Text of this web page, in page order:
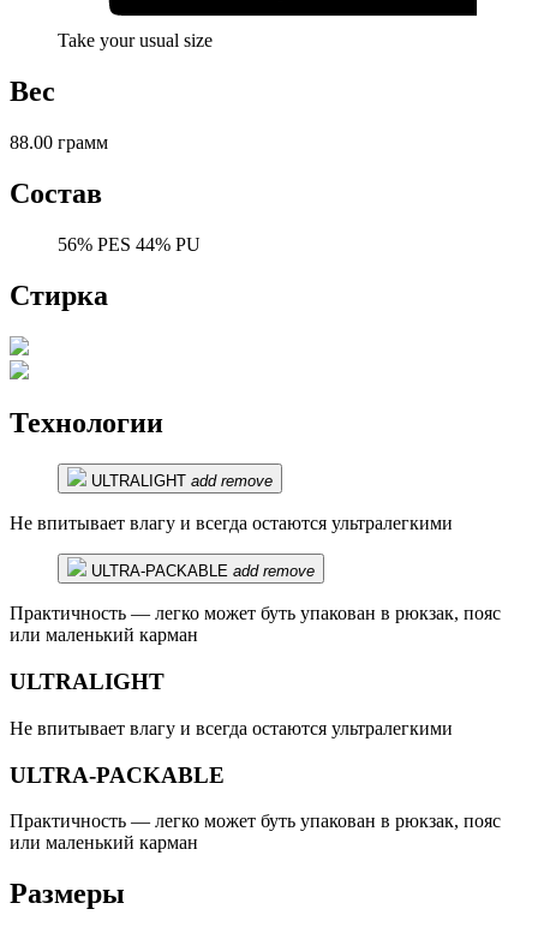
Take your usual size
Вес
88.00 грамм
Состав
56% PES 44% PU
Стирка
Технологии
ULTRALIGHT add remove
Не впитывает влагу и всегда остаются ультралегкими
ULTRA-PACKABLE add remove
Практичность — легко может буть упакован в рюкзак, пояс
или маленький карман
ULTRALIGHT
Не впитывает влагу и всегда остаются ультралегкими
ULTRA-PACKABLE
Практичность — легко может буть упакован в рюкзак, пояс
или маленький карман
Размеры